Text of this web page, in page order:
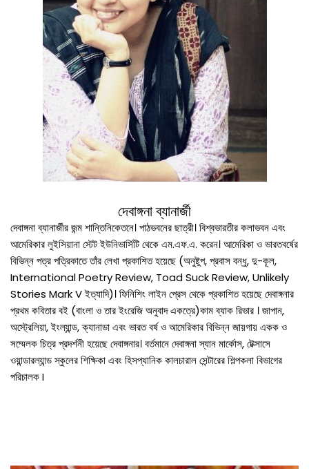
দেবাঙ্গনা ব্যানার্জী
দেবাঙ্গনা ব্যানার্জীর জন্ম শান্তিনিকেতনে। পাঠভবনের ছাত্রী। বিশ্বভারতীর কলাভবন এবং
আমেরিকার লুইসিয়ানা স্টেট ইউনিভার্সিটি থেকে এম.এফ.এ. করেন। আমেরিকা ও ভারতবর্ষের
বিভিন্ন পত্র পত্রিকাতে তাঁর লেখা প্রকাশিত হয়েছে (অনুষ্টুপ, প্রবাস বন্ধু, দু-কূল,
International Poetry Review, Toad Suck Review, Unlikely
Stories Mark V ইত্যাদি)। ফিনিশিং লাইন প্রেস থেকে প্রকাশিত হয়েছে দেবাঙ্গনার
প্রথম কবিতার বই (বাংলা ও তার ইংরেজি অনুবাদ একত্রে)কাম ব্যাক রিভার । জাপান,
অস্ট্রেলিয়া, ইংল্যান্ড, ক্যানাডা এবং ভারত বর্ষ ও আমেরিকার বিভিন্ন জায়গায় একক ও
সম্মেলক চিত্র প্রদর্শনী হয়েছে দেবাঙ্গনার। বর্তমানে দেবাঙ্গনা স্যান মার্কোস, টেক্সাসে
ওয়ান্ডারল্যান্ড স্কুলের শিক্ষিকা এবং হিসপ্যানিক কালচারাল সেন্টারের শিল্পকলা বিভাগের
পরিচালক I